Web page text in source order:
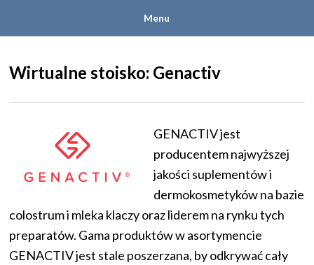
Menu
Wirtualne stoisko: Genactiv
GENACTIV jest
producentem najwyższej
jakości suplementów i
dermokosmetyków na bazie
colostrum i mleka klaczy oraz liderem na rynku tych
preparatów. Gama produktów w asortymencie
GENACTIV jest stale poszerzana, by odkrywać cały